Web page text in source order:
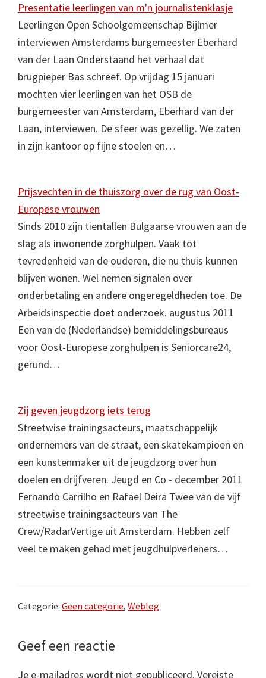
Presentatie leerlingen van m'n journalistenklasje
Leerlingen Open Schoolgemeenschap Bijlmer
interviewen Amsterdams burgemeester Eberhard
van der Laan Onderstaand het verhaal dat
brugpieper Bas schreef. Op vrijdag 15 januari
mochten vier leerlingen van het OSB de
burgemeester van Amsterdam, Eberhard van der
Laan, interviewen. De sfeer was gezellig. We zaten
in zijn kantoor op fijne stoelen en…
Prijsvechten in de thuiszorg over de rug van Oost-
Europese vrouwen
Sinds 2010 zijn tientallen Bulgaarse vrouwen aan de
slag als inwonende zorghulpen. Vaak tot
tevredenheid van de ouderen, die nu thuis kunnen
blijven wonen. Wel nemen signalen over
onderbetaling en andere ongeregeldheden toe. De
Arbeidsinspectie doet onderzoek. augustus 2011
Een van de (Nederlandse) bemiddelingsbureaus
voor Oost-Europese zorghulpen is Seniorcare24,
gerund…
Zij geven jeugdzorg iets terug
Streetwise trainingsacteurs, maatschappelijk
ondernemers van de straat, een skatekampioen en
een kunstenmaker uit de jeugdzorg over hun
doelen en drijfveren. Jeugd en Co - december 2011
Fernando Carrilho en Rafael Deira Twee van de vijf
streetwise trainingsacteurs van The
Crew/RadarVertige uit Amsterdam. Hebben zelf
veel te maken gehad met jeugdhulpverleners…
Categorie: Geen categorie, Weblog
Lees
Interacties
Geef een reactie
Je e-mailadres wordt niet gepubliceerd. Vereiste